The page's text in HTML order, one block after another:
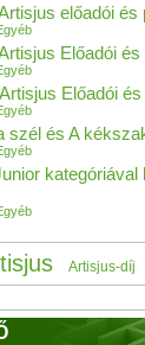
előadói és
Előadói
Előadói
szél és A
kategóriával
Artisjus-díj